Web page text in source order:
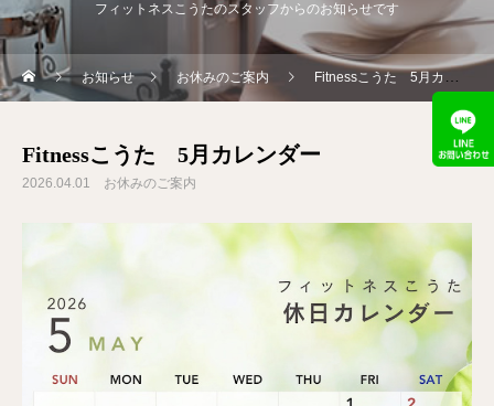
フィットネスこうたのスタッフからのお知らせです
お知らせ お休みのご案内 Fitnessこうた 5月カレンダー
Fitnessこうた 5月カレンダー
2026.04.01 お休みのご案内